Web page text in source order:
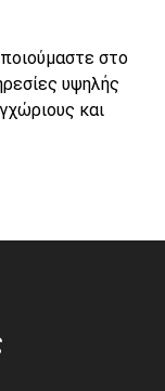
στο
υψηλής
και